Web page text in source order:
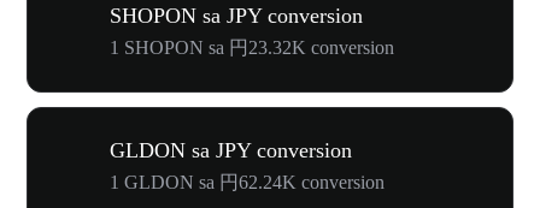
SHOPON sa JPY conversion
1 SHOPON sa 円23.32K conversion
GLDON sa JPY conversion
1 GLDON sa 円62.24K conversion